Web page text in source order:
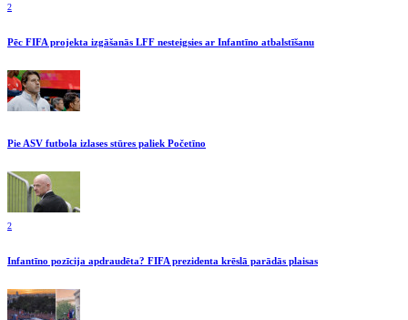
2
Pēc FIFA projekta izgāšanās LFF nesteigsies ar Infantīno atbalstīšanu
Pie ASV futbola izlases stūres paliek Početīno
2
Infantīno pozīcija apdraudēta? FIFA prezidenta krēslā parādās plaisas